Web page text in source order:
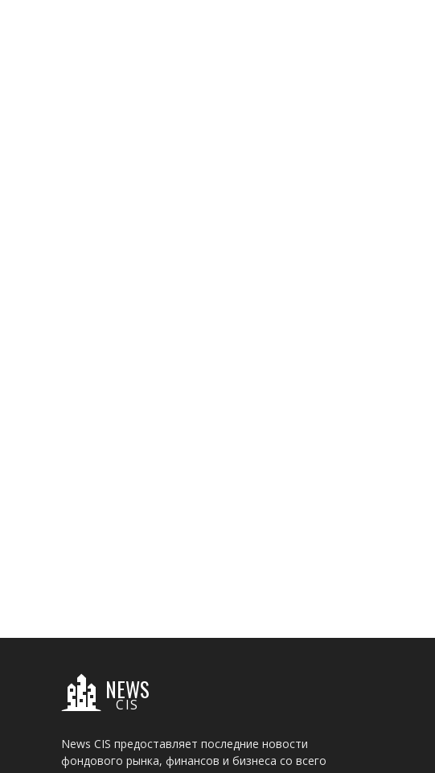
NEWS
CIS
News CIS предоставляет последние новости
фондового рынка, финансов и бизнеса со всего